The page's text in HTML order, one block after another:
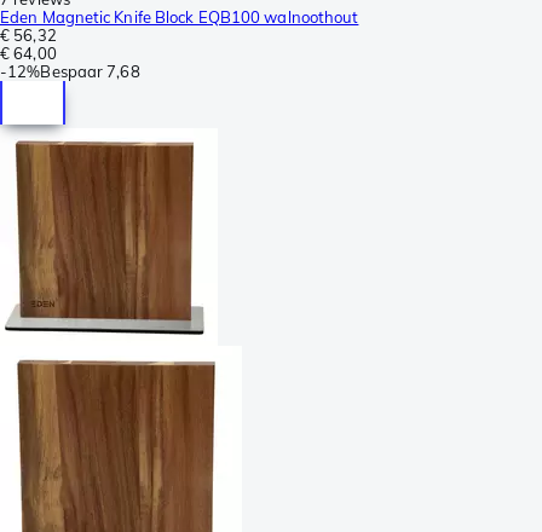
Eden Magnetic Knife Block EQB100 walnoothout
€ 56,32
€ 64,00
-12%Bespaar 7,68